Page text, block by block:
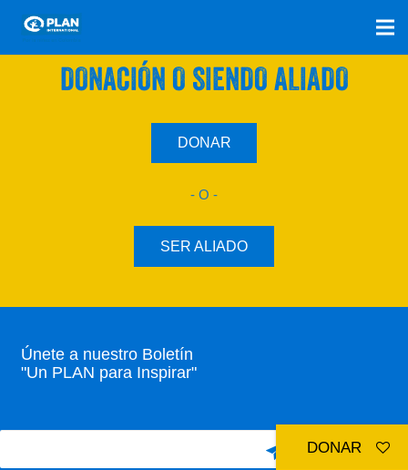
SÚMATE A NUESTRO PLAN CON UNA
DONACIÓN O SIENDO ALIADO
DONAR
- O -
SER ALIADO
Únete a nuestro Boletín
"Un PLAN para Inspirar"
DONAR